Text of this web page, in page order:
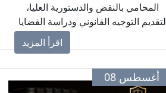
المحامي بالنقض والدستورية العليا،
لتقديم التوجيه القانوني ودراسة القضايا
والعقود والمنازعات وفق رؤية قانونية
عملية ومنهجية واضحة.
اقرأ المزيد
أغسطس 08